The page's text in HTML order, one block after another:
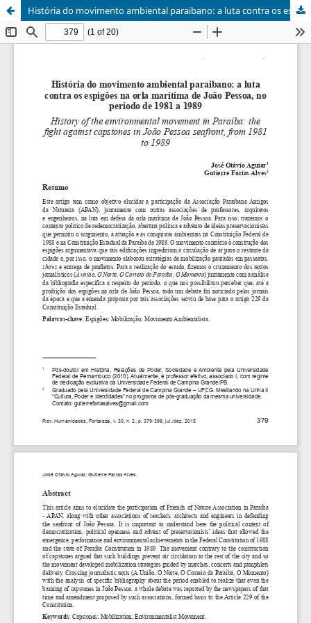
História do movimento ambiental paraibano: a luta contra os espigões na orla marítima de João Pessoa, no período de 1981 a 1989